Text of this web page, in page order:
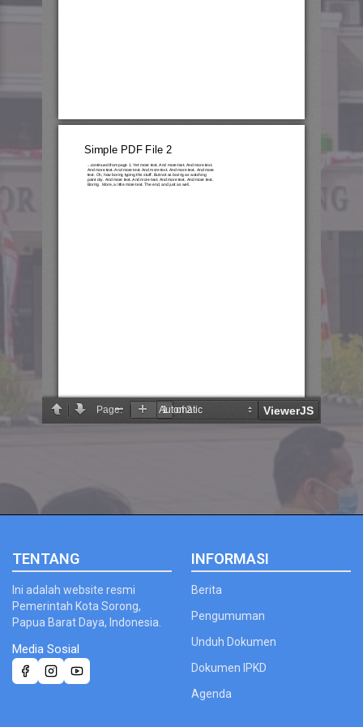
TENTANG
Ini adalah website resmi
Pemerintah Kota Sorong,
Papua Barat Daya, Indonesia.
Media Sosial
INFORMASI
Berita
Pengumuman
Unduh Dokumen
Dokumen IPKD
Agenda